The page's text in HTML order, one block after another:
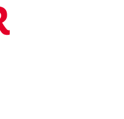
OFERTE DE NERATAT